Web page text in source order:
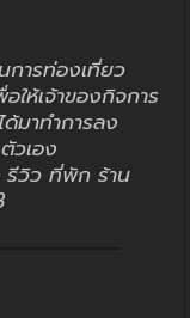
ารท่องเที่ยว
ให้เจ้าของกิจการ
มาทำการลง
วเอง
รีวิว ที่พัก ร้าน